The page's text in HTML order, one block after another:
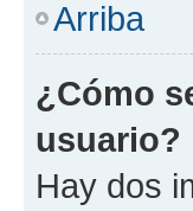
Arriba
¿Cómo
usuario?
Hay dos